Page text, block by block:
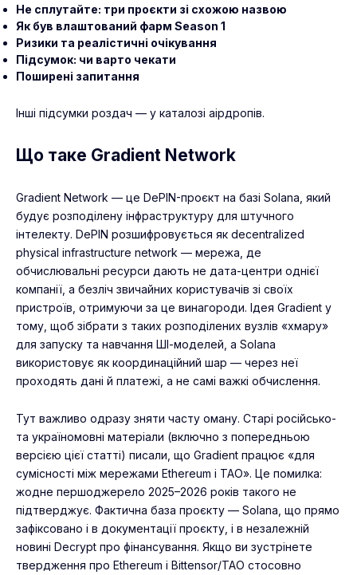
Не сплутайте: три проєкти зі схожою назвою
Як був влаштований фарм Season 1
Ризики та реалістичні очікування
Підсумок: чи варто чекати
Поширені запитання
Інші підсумки роздач — у каталозі аірдропів.
Що таке Gradient Network
Gradient Network — це DePIN-проєкт на базі Solana , який
будує розподілену інфраструктуру для штучного
інтелекту. DePIN розшифровується як decentralized
physical infrastructure network — мережа, де
обчислювальні ресурси дають не дата-центри однієї
компанії, а безліч звичайних користувачів зі своїх
пристроїв, отримуючи за це винагороди. Ідея Gradient у
тому, щоб зібрати з таких розподілених вузлів «хмару»
для запуску та навчання ШІ-моделей, а Solana
використовує як координаційний шар — через неї
проходять дані й платежі, а не самі важкі обчислення.
Тут важливо одразу зняти часту оману. Старі російсько-
та україномовні матеріали (включно з попередньою
версією цієї статті) писали, що Gradient працює «для
сумісності між мережами Ethereum і TAO». Це помилка:
жодне першоджерело 2025–2026 років такого не
підтверджує. Фактична база проєкту — Solana, що прямо
зафіксовано і в документації проєкту, і в незалежній
новині Decrypt про фінансування. Якщо ви зустрінете
твердження про Ethereum і Bittensor/TAO стосовно